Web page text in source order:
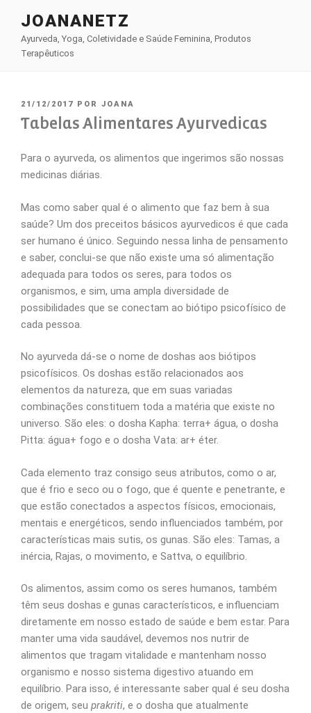
conteúdo
JOANANETZ
Ayurveda, Yoga, Coletividade e Saúde Feminina, Produtos
Terapêuticos
PUBLICADO
21/12/2017 POR JOANA
Tabelas Alimentares Ayurvedicas
Para o ayurveda, os alimentos que ingerimos são nossas
medicinas diárias.
Mas como saber qual é o alimento que faz bem à sua
saúde? Um dos preceitos básicos ayurvedicos é que cada
ser humano é único. Seguindo nessa linha de pensamento
e saber, conclui-se que não existe uma só alimentação
adequada para todos os seres, para todos os
organismos, e sim, uma ampla diversidade de
possibilidades que se conectam ao biótipo psicofísico de
cada pessoa.
No ayurveda dá-se o nome de doshas aos biótipos
psicofísicos. Os doshas estão relacionados aos
elementos da natureza, que em suas variadas
combinações constituem toda a matéria que existe no
universo. São eles: o dosha Kapha: terra+ água, o dosha
Pitta: água+ fogo e o dosha Vata: ar+ éter.
Cada elemento traz consigo seus atributos, como o ar,
que é frio e seco ou o fogo, que é quente e penetrante, e
que estão conectados a aspectos físicos, emocionais,
mentais e energéticos, sendo influenciados também, por
características mais sutis, os gunas. São eles: Tamas, a
inércia, Rajas, o movimento, e Sattva, o equilíbrio.
Os alimentos, assim como os seres humanos, também
têm seus doshas e gunas característicos, e influenciam
diretamente em nosso estado de saúde e bem estar. Para
manter uma vida saudável, devemos nos nutrir de
alimentos que tragam vitalidade e mantenham nosso
organismo e nosso sistema digestivo atuando em
equilíbrio. Para isso, é interessante saber qual é seu dosha
de origem, seu prakriti, e o dosha que atualmente